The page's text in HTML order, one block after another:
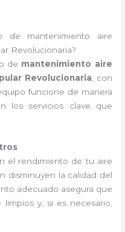
de mantenimiento aire
Revolucionaria?
de mantenimiento aire
Revolucionaria , con
funcione de manera
los servicios clave que
el rendimiento de tu aire
disminuyen la calidad del
adecuado asegura que
y, si es necesario,